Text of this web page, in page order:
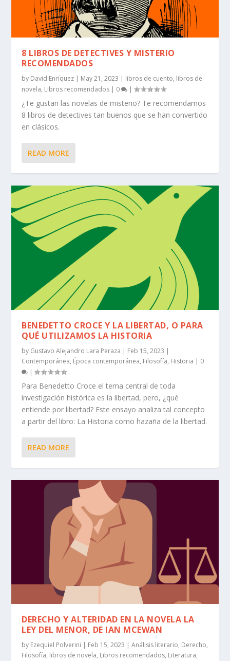
8 LIBROS DE DETECTIVES Y MISTERIO
RECOMENDADOS
by David Enríquez | May 21, 2023 | libros de cuento, libros de
novela, Libros recomendados | 0 |
¿Te gustan las novelas de misterio? Te recomendamos
8 libros de detectives tan buenos que se han convertido
en clásicos.
READ MORE
BENEDETTO CROCE Y LA LIBERTAD, O PARA
QUÉ UTILIZAMOS LA HISTORIA
by Gustavo Alejandro Lara Peraza | Feb 15, 2023 |
Contemporánea, Época contemporánea, Filosofía, Historia | 0
|
Para Benedetto Croce el tema central de toda
investigación histórica es la libertad, pero, ¿qué
entiende por libertad? Este ensayo analiza tal concepto
a partir del libro: La Historia como hazaña de la libertad.
READ MORE
DERECHO Y ALTERIDAD EN LA NOVELA LA
LEY DEL MENOR, DE IAN MCEWAN
by Ezequiel Polverini | Feb 15, 2023 |Análisis literario, Derecho,
Filosofía, libros de novela, Libros recomendados, Literatura,